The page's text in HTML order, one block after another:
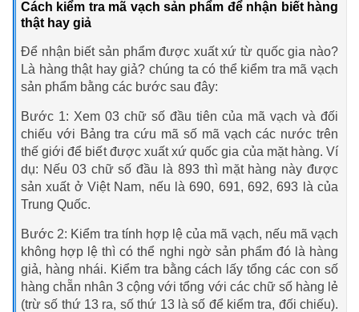
Cách kiểm tra mã vạch sản phẩm để nhận biết hàng
thật hay giả
Để nhận biết sản phẩm được xuất xứ từ quốc gia nào?
Là hàng thật hay giả? chúng ta có thể kiểm tra mã vạch
sản phẩm bằng các bước sau đây:
Bước 1: Xem 03 chữ số đầu tiên của mã vạch và đối
chiếu với Bảng tra cứu mã số mã vạch các nước trên
thế giới để biết được xuất xứ quốc gia của mặt hàng. Ví
dụ: Nếu 03 chữ số đầu là 893 thì mặt hàng này được
sản xuất ở Việt Nam, nếu là 690, 691, 692, 693 là của
Trung Quốc.
Bước 2: Kiểm tra tính hợp lệ của mã vạch, nếu mã vạch
không hợp lệ thì có thể nghi ngờ sản phẩm đó là hàng
giả, hàng nhái. Kiểm tra bằng cách lấy tổng các con số
hàng chẵn nhân 3 cộng với tổng với các chữ số hàng lẻ
(trừ số thứ 13 ra, số thứ 13 là số để kiểm tra, đối chiếu).